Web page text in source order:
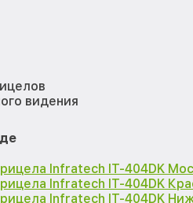
видения
Infratech IT-404DK
Infratech IT-404DK
Infratech IT-404DK